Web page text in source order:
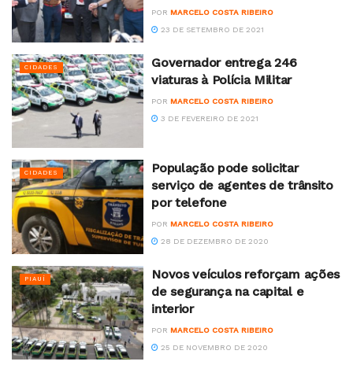
POR MARCELO COSTA RIBEIRO
23 DE SETEMBRO DE 2021
CIDADES
Governador entrega 246
viaturas à Polícia Militar
POR MARCELO COSTA RIBEIRO
3 DE FEVEREIRO DE 2021
CIDADES
População pode solicitar
serviço de agentes de trânsito
por telefone
POR MARCELO COSTA RIBEIRO
28 DE DEZEMBRO DE 2020
PIAUÍ
Novos veículos reforçam ações
de segurança na capital e
interior
POR MARCELO COSTA RIBEIRO
25 DE NOVEMBRO DE 2020